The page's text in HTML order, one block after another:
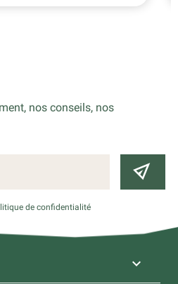
nos conseils, nos
de confidentialité
